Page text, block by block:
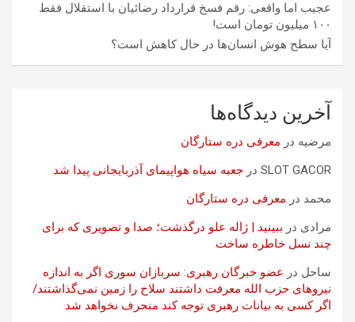
عجیب اما واقعی: رقم فسخ قرارداد رضائیان با استقلال فقط
۱۰۰ میلیون تومان است!
آیا سطح هوش انسان‌ها در حال کاهش است؟
آخرین دیدگاه‌ها
مرضیه در معرفی دره ستارگان
SLOT GACOR در جعبه سیاه هواپیمای آذربایجانی پیدا شد
محمد در معرفی دره ستارگان
مرادی در ببینید | ژاله علو درگذشت؛ صدا و تصویری که برای
چند نسل خاطره ساخت
ساحل در عضو خبرگان رهبری: سربازان سوری اگر به اندازه
نیروهای حزب الله معرفت داشتند سلاح را زمین نمی‌گذاشتند/
اگر کسی به بیانات رهبری توجه کند منحرف نخواهد شد